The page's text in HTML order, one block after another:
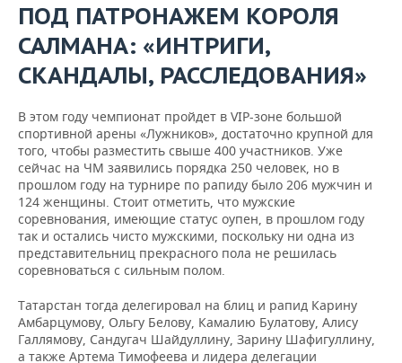
ЭНЕРГЕТИКА
УСЛУГИ
МЕДИА
ТЕЛЕКОММУНИКАЦИИ
ВЫЕЗДНАЯ РЕДАКЦИЯ
БИЗНЕС-БРАНЧИ
ОТКРЫТАЯ ЛЕКЦИЯ
НОВОСТИ СПОРТА
ФУТБОЛ
БАСКЕТБОЛ
ВОЛЕЙБОЛ
КИБЕРСПОРТ
ФИГУРНОЕ КАТАНИЕ
ВОДНЫЕ ВИДЫ СПОРТА
ХОККЕЙ С МЯЧОМ
ОБЩЕСТВО
НОВОСТИ ОБЩЕСТВА
ИНФРАСТРУКТУРА
ИСТОРИЯ
КУЛЬТУРА
МЕДИЦИНА
ОБРАЗОВАНИЕ
ПРОИСШЕСТВИЯ
ФОТОГАЛЕРЕЯ
СПРАВОЧНИК
СПИСОК ПЕРСОН
СПИСОК КОМПАНИЙ
ПОЛНАЯ ВЕРСИЯ
ПОД ПАТРОНАЖЕМ КОРОЛЯ
САЛМАНА: «ИНТРИГИ,
СКАНДАЛЫ, РАССЛЕДОВАНИЯ»
В этом году чемпионат пройдет в VIP-зоне большой
спортивной арены «Лужников», достаточно крупной для
того, чтобы разместить свыше 400 участников. Уже
сейчас на ЧМ заявились порядка 250 человек, но в
прошлом году на турнире по рапиду было 206 мужчин и
124 женщины. Стоит отметить, что мужские
соревнования, имеющие статус оупен, в прошлом году
так и остались чисто мужскими, поскольку ни одна из
представительниц прекрасного пола не решилась
соревноваться с сильным полом.
Татарстан тогда делегировал на блиц и рапид Карину
Амбарцумову, Ольгу Белову, Камалию Булатову, Алису
Галлямову, Сандугач Шайдуллину, Зарину Шафигуллину,
а также Артема Тимофеева и лидера делегации